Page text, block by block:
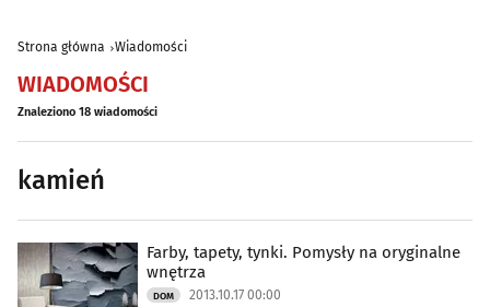
Strona główna Wiadomości
WIADOMOŚCI
Znaleziono 18 wiadomości
kamień
Farby, tapety, tynki. Pomysły na oryginalne
wnętrza
DOM 2013.10.17 00:00